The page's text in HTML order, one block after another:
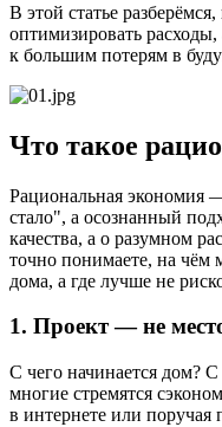
В этой статье
оптимизировать
к большим потерям в
Что такое
Рациональная экономия
стало", а осознанный
качества, а о разумном
точно понимаете, на чём
дома, а где лучше не
1. Проект — не
С чего начинается дом?
многие стремятся
в интернете или поручая